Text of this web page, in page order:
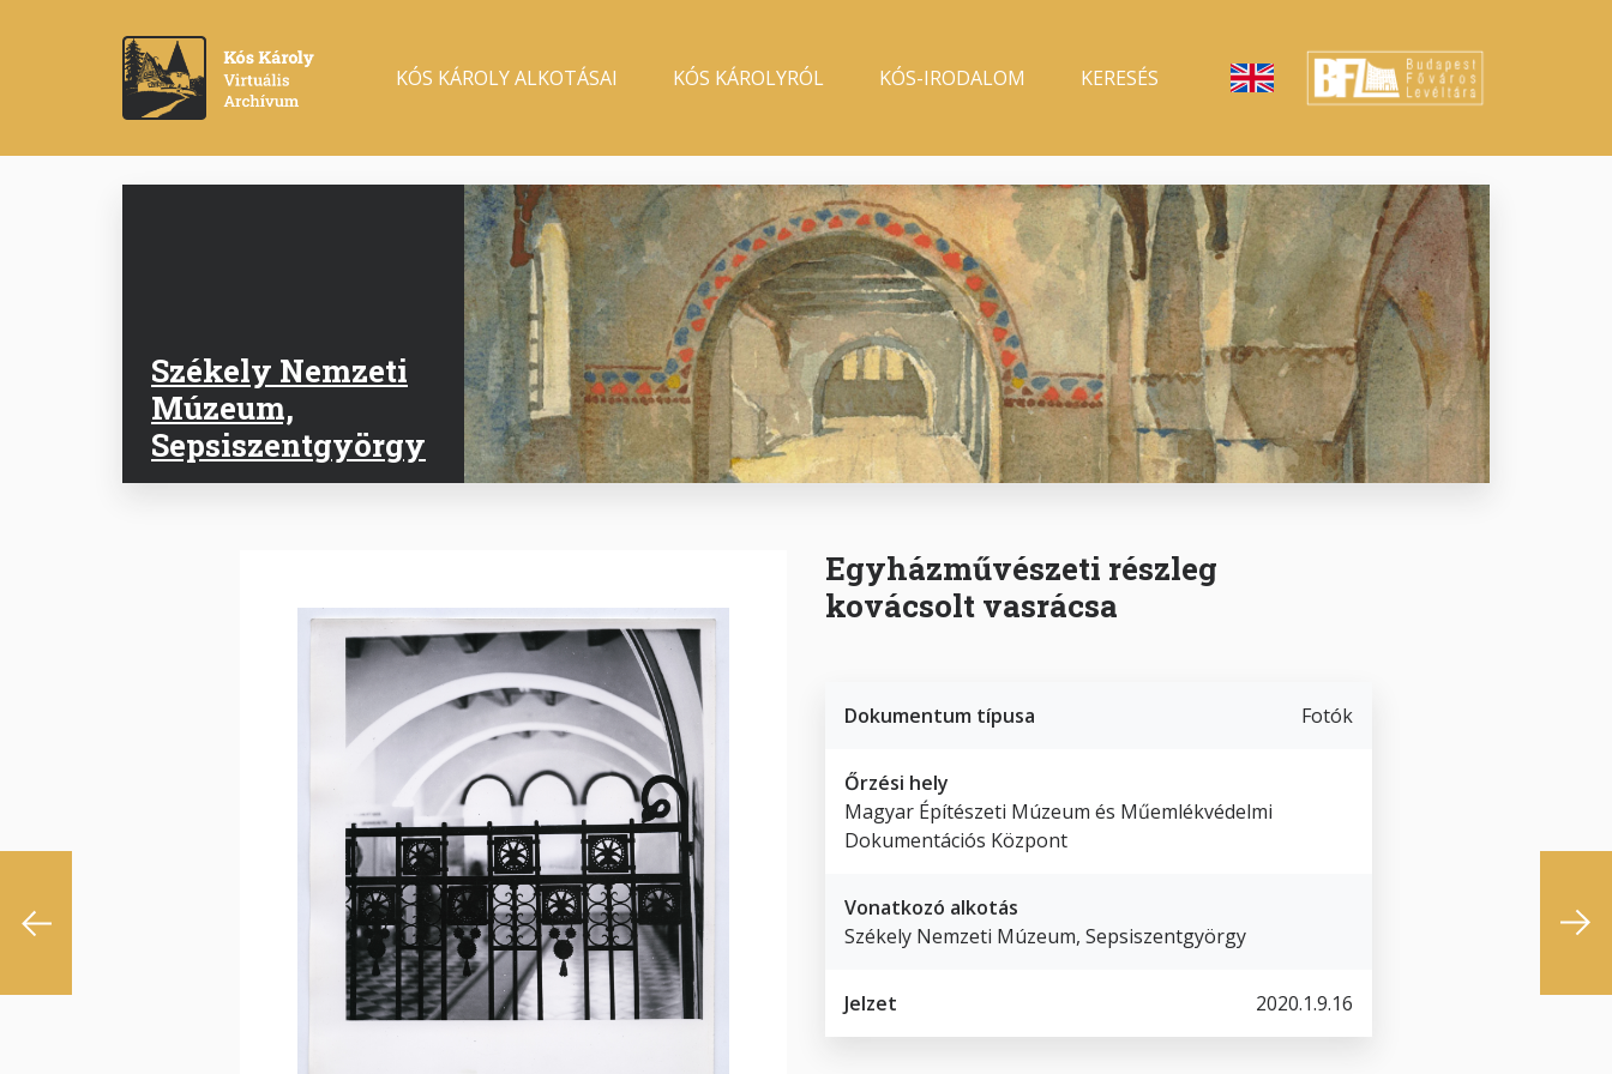
MainKÓS KÁROLY ALKOTÁSAI KÓS KÁROLYRÓL KÓS-IRODALOM KERESÉS
Székely Nemzeti
Múzeum,
Sepsiszentgyörgy
Egyházművészeti részleg
kovácsolt vasrácsa
Dokumentum típusa Fotók
Őrzési hely
Magyar Építészeti Múzeum és Műemlékvédelmi
Dokumentációs Központ
Vonatkozó alkotás
Székely Nemzeti Múzeum, Sepsiszentgyörgy
Jelzet 2020.1.9.16